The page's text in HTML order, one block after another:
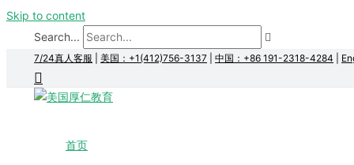
Skip to content
Search...
7/24真人客服 美国：+1(412)756-3137 中国：+86 191-2318-4284
首页